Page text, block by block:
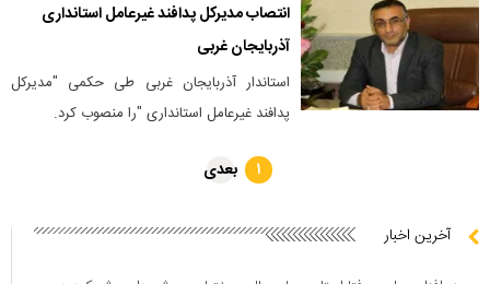
انتصاب مدیرکل پدافند غیرعامل استانداری
آذربایجان غربی
استاندار آذربایجان غربی طی حکمی "مدیرکل
پدافند غیرعامل استانداری "را منصوب کرد.
۱ بعدی
آخرین اخبار